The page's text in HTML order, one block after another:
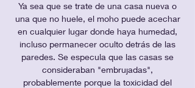
Ya sea que se trate de una casa nueva o
una que no huele, el moho puede acechar
en cualquier lugar donde haya humedad,
incluso permanecer oculto detrás de las
paredes. Se especula que las casas se
consideraban "embrujadas",
probablemente porque la toxicidad del